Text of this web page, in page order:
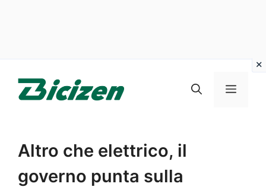
Menu
Altro che elettrico, il
governo punta sulla